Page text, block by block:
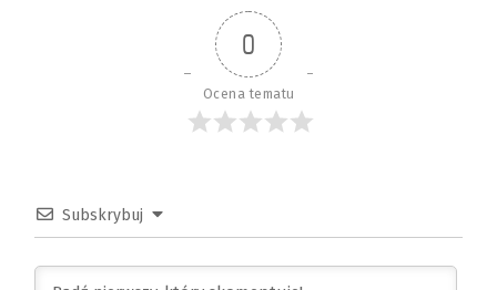
0
Ocena tematu
Subskrybuj